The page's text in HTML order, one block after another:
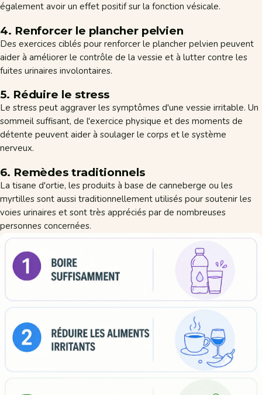
également avoir un effet positif sur la fonction vésicale.
4. Renforcer le plancher pelvien
Des exercices ciblés pour renforcer le plancher pelvien peuvent
aider à améliorer le contrôle de la vessie et à lutter contre les
fuites urinaires involontaires.
5. Réduire le stress
Le stress peut aggraver les symptômes d'une vessie irritable. Un
sommeil suffisant, de l'exercice physique et des moments de
détente peuvent aider à soulager le corps et le système
nerveux.
6. Remèdes traditionnels
La tisane d'ortie, les produits à base de canneberge ou les
myrtilles sont aussi traditionnellement utilisés pour soutenir les
voies urinaires et sont très appréciés par de nombreuses
personnes concernées.